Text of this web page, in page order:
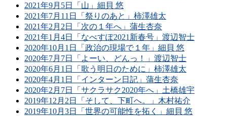
2021年9月5日「山」細貝 悠
2021年7月11日「祭りのあと」柿澤雄太
2021年2月2日「次の１年へ」蒲生杏奈
2021年1月4日「なべすぽ2021新春号」渡辺智士
2020年10月1日「政治の現場で１年」細貝 悠
2020年7月7日「よーい、どんっ！」渡辺智士
2020年6月1日「歌う明日のために」柿澤雄太
2020年4月1日「インターン日記」蒲生杏奈
2020年2月7日「サクラサク2020年へ」土橋雄宇
2019年12月2日「そして、下町へ。」木村祐介
2019年10月3日「世界の可能性を拓く」細貝 悠